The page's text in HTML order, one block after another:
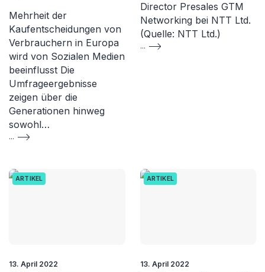
Mehrheit der
Kaufentscheidungen von
Verbrauchern in Europa
wird von Sozialen Medien
beeinflusst Die
Umfrageergebnisse
zeigen über die
Generationen hinweg
sowohl…
...
Director Presales GTM
Networking bei NTT Ltd.
(Quelle: NTT Ltd.)
...
ARTIKEL
13. April 2022
ARTIKEL
13. April 2022